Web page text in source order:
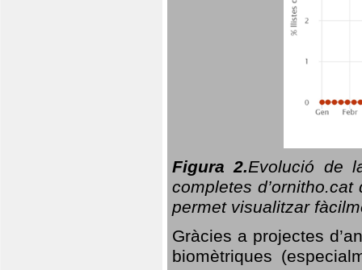
Figura 2.Evolució de
completes
permet visualitzar
Gràcies a projectes
biomètriques